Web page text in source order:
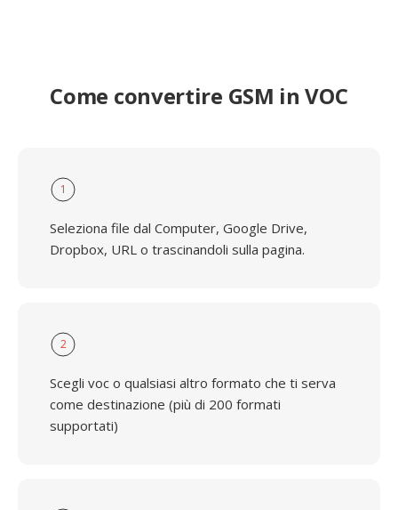
Come convertire GSM in VOC
1
Seleziona file dal Computer, Google Drive,
Dropbox, URL o trascinandoli sulla pagina.
2
Scegli voc o qualsiasi altro formato che ti serva
come destinazione (più di 200 formati
supportati)